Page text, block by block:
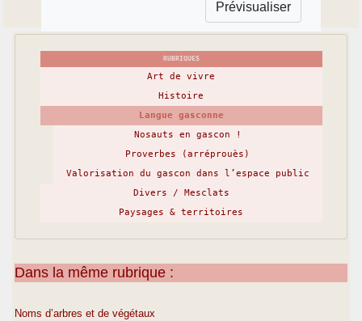
RUBRIQUES
Art de vivre
Histoire
Langue gasconne
Nosauts en gascon !
Proverbes (arréprouès)
Valorisation du gascon dans l’espace public
Divers / Mesclats
Paysages & territoires
Dans la même rubrique :
Noms d’arbres et de végétaux